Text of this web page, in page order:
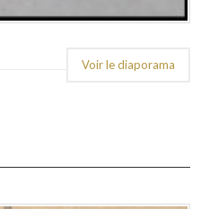
Voir le diaporama